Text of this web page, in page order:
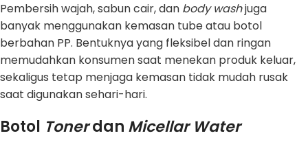
Pembersih wajah, sabun cair, dan body washjuga
banyak menggunakan kemasan tube atau botol
berbahan PP. Bentuknya yang fleksibel dan ringan
memudahkan konsumen saat menekan produk keluar,
sekaligus tetap menjaga kemasan tidak mudah rusak
saat digunakan sehari-hari.
Botol Tonerdan Micellar Water